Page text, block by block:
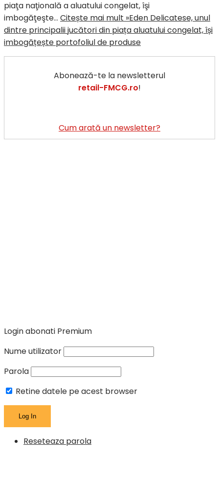
piaţa naţională a aluatului congelat, îşi
imbogăţeşte… Citește mai mult »Eden Delicatese, unul
dintre principalii jucători din piața aluatului congelat, își
imbogățește portofoliul de produse
Abonează-te la newsletterul
retail-FMCG.ro!
Cum arată un newsletter?
Login abonati Premium
Nume utilizator
Parola
Retine datele pe acest browser
Reseteaza parola